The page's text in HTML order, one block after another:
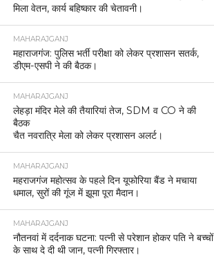
मिला वेतन, कार्य बहिष्कार की चेतावनी।
MAHARAJGANJ
महाराजगंज: पुलिस भर्ती परीक्षा को लेकर प्रशासन सतर्क,
डीएम-एसपी ने की बैठक।
MAHARAJGANJ
लेहड़ा मंदिर मेले की तैयारियां तेज, SDM व CO ने की
बैठक
चैत नवरात्रि मेला को लेकर प्रशासन अलर्ट।
MAHARAJGANJ
महराजगंज महोत्सव के पहले दिन यूफोरिया बैंड ने मचाया
धमाल, सुरों की गूंज में झूमा पूरा मैदान।
MAHARAJGANJ
नौतनवां में दर्दनाक घटना: पत्नी से परेशान होकर पति ने बच्चों
के साथ दे दी थी जान, पत्नी गिरफ्तार।